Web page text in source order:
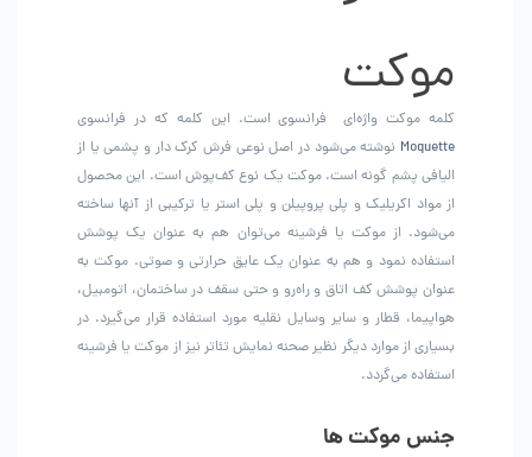
موکت
کلمه موکت واژه‌ای فرانسوی است. این کلمه که در فرانسوی
Moquette نوشته می‌شود در اصل نوعی فرش کرک دار و پشمی یا از
الیافی پشم گونه است. موکت یک نوع کف‌پوش است. این محصول
از مواد اکریلیک و پلی پروپیلن و پلی استر یا ترکیبی از آنها ساخته
می‌شود. از موکت یا فرشینه می‌توان هم به عنوان یک پوشش
استفاده نمود و هم به عنوان یک عایق حرارتی و صوتی. موکت به
عنوان پوشش کف اتاق و راه‌رو و حتی سقف در ساختمان، اتومبیل،
هواپیما، قطار و سایر وسایل نقلیه مورد استفاده قرار می‌گیرد. در
بسیاری از موارد دیگر نظیر صحنه نمایش تئاتر نیز از موکت یا فرشینه
استفاده می‌گردد.
جنس موکت ها